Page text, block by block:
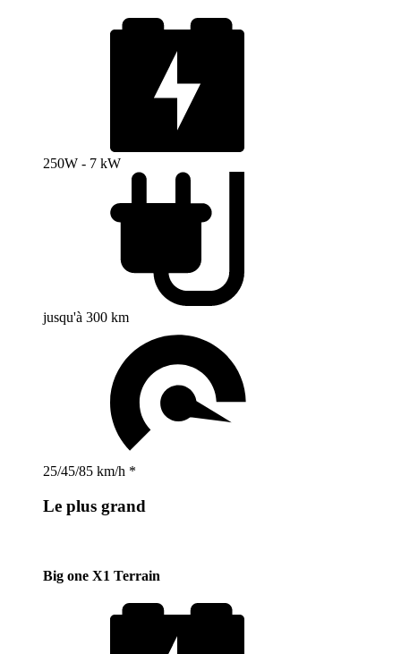
250W - 7 kW
jusqu'à 300 km
25/45/85 km/h *
Le plus grand
Big one X1 Terrain